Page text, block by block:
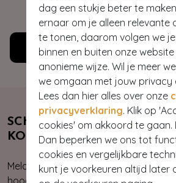
dag een stukje beter te
ernaar om je alleen relevante
te tonen, daarom volgen we
binnen en buiten onze
anonieme wijze. Wil je meer
we omgaan met jouw privacy
Lees dan hier alles over onze
privacyverklaring. Klik op
cookies' om akkoord te gaan.
Dan beperken we ons tot
cookies en vergelijkbare
kunt je voorkeuren altijd later
WE ZIJN NU
Klantenservice
SCHRIJF JE NU IN &
KORTING
Meld je aan voor onze nieuwsbrief.
hoogte van onze nieuwste &